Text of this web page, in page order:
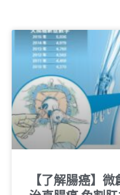
【了解腸癌】